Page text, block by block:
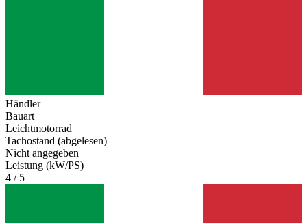
Händler
Bauart
Leichtmotorrad
Tachostand (abgelesen)
Nicht angegeben
Leistung (kW/PS)
4 / 5